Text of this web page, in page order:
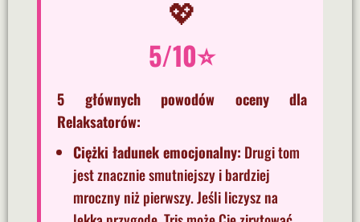
💖
5/10⭐
5 głównych powodów oceny dla
Relaksatorów:
Ciężki ładunek emocjonalny: Drugi tom
jest znacznie smutniejszy i bardziej
mroczny niż pierwszy. Jeśli liczysz na